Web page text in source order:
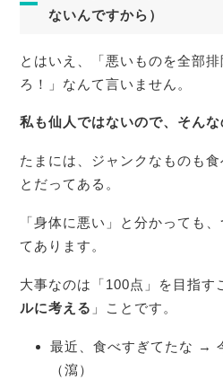
ないんですから）
とはいえ、「悪いものを全部
ろ！」なんて言いません。
私も仙人ではないので、そんな
たまには、ジャンクなものも
とだってある。
「身体に悪い」と分かっても
てあります。
大事なのは「100点」を目指す
ルに考える 」ことです。
最近、食べすぎてたな →
（瀉）